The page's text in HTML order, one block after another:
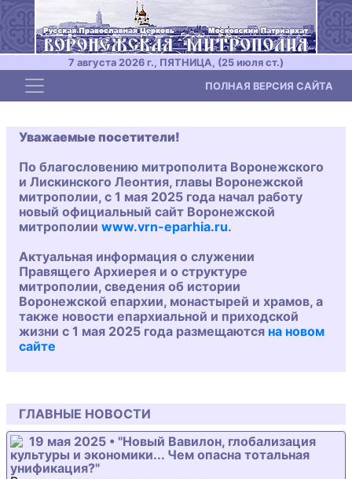
7 августа 2026 г., ПЯТНИЦА, (25 июля ст.)
Toggle navigation ПОЛНАЯ ВЕРСИЯ САЙТА
Уважаемые посетители!
По благословению митрополита Воронежского
и Лискинского Леонтия, главы Воронежской
митрополии, с 1 мая 2025 года начал работу
новый официальный сайт Воронежской
митрополии www.vrn-eparhia.ru.
Актуальная информация о служении
Правящего Архиерея и о структуре
митрополии, сведения об истории
Воронежской епархии, монастырей и храмов, а
также новости епархиальной и приходской
жизни с 1 мая 2025 года размещаются на новом
сайте
ГЛАВНЫЕ НОВОСТИ
19 мая 2025 • "Новый Вавилон, глобализация
культуры и экономики... Чем опасна тотальная
унификация?"